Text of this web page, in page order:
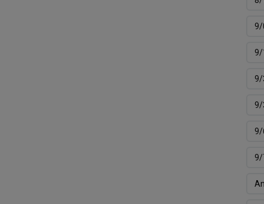
9/
9/
9/
9/
9/
9/